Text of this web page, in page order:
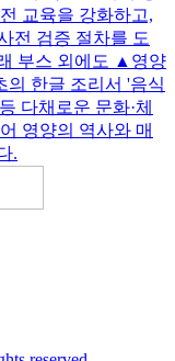
교육을 강화하고,
전 검증 절차를 도
부스 외에도 ▲영양
한글 조리서 '음식
다채로운 문화·체
영양의 역사와 매
.